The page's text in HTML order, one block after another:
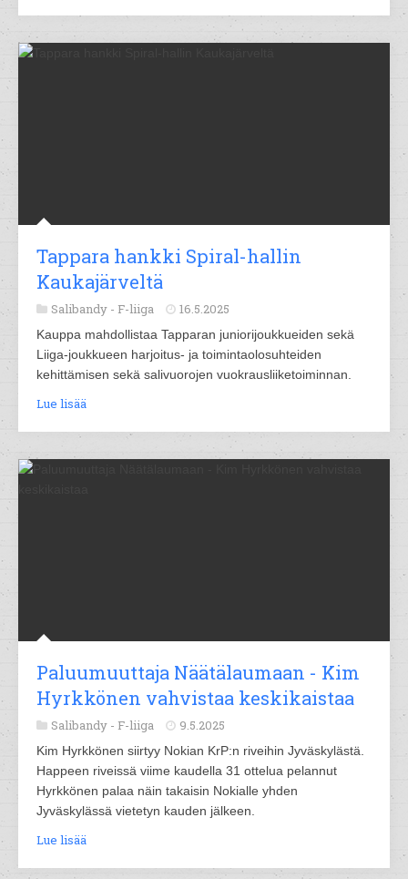
Tappara hankki Spiral-hallin
Kaukajärveltä
Salibandy - F-liiga 16.5.2025
Kauppa mahdollistaa Tapparan juniorijoukkueiden sekä
Liiga-joukkueen harjoitus- ja toimintaolosuhteiden
kehittämisen sekä salivuorojen vuokrausliiketoiminnan.
Lue lisää
Paluumuuttaja Näätälaumaan - Kim
Hyrkkönen vahvistaa keskikaistaa
Salibandy - F-liiga 9.5.2025
Kim Hyrkkönen siirtyy Nokian KrP:n riveihin Jyväskylästä.
Happeen riveissä viime kaudella 31 ottelua pelannut
Hyrkkönen palaa näin takaisin Nokialle yhden
Jyväskylässä vietetyn kauden jälkeen.
Lue lisää